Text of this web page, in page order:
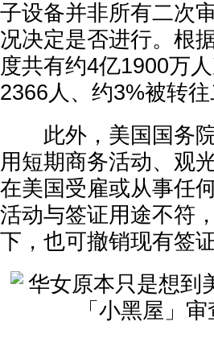
子设备并非所有二次
况决定是否进行。根
度共有约4亿1900万
2366人、约3%被转往
此外，美国国务院
用短期商务活动、观
在美国受雇或从事任
活动与签证用途不符
下，也可撤销现有签证